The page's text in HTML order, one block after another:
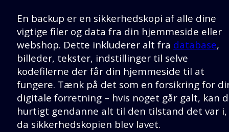
En backup er en sikkerhedskopi af alle dine
vigtige filer og data fra din hjemmeside eller
webshop. Dette inkluderer alt fra database,
billeder, tekster, indstillinger til selve
kodefilerne der får din hjemmeside til at
fungere. Tænk på det som en forsikring for
digitale forretning – hvis noget går galt, kan
hurtigt gendanne alt til den tilstand det var i,
da sikkerhedskopien blev lavet.